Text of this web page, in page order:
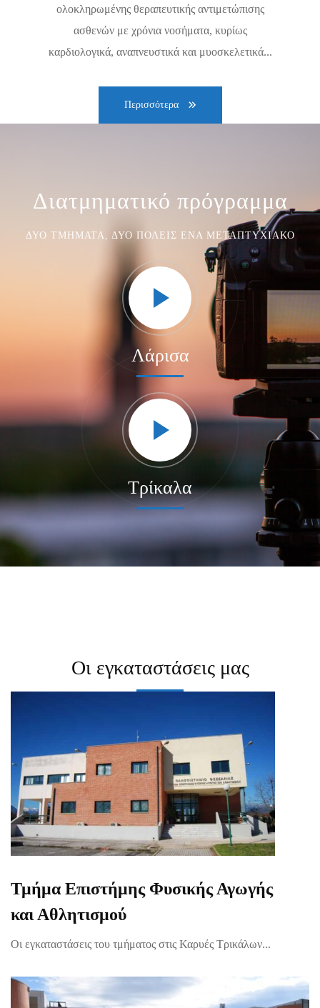
ολοκληρωμένης θεραπευτικής αντιμετώπισης
ασθενών με χρόνια νοσήματα, κυρίως
καρδιολογικά, αναπνευστικά και μυοσκελετικά...
Περισσότερα
Διατμηματικό πρόγραμμα
ΔΎΟ ΤΜΉΜΑΤΑ, ΔΎΟ ΠΌΛΕΙΣ ΈΝΑ ΜΕΤΑΠΤΥΧΙΑΚΌ
Λάρισα
Τρίκαλα
Οι εγκαταστάσεις μας
Τμήμα Επιστήμης Φυσικής Αγωγής
και Αθλητισμού
Οι εγκαταστάσεις του τμήματος στις Καρυές Τρικάλων...